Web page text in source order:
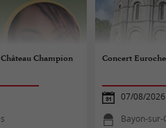
Champion Concert
07/08/2026
Bayon-sur-